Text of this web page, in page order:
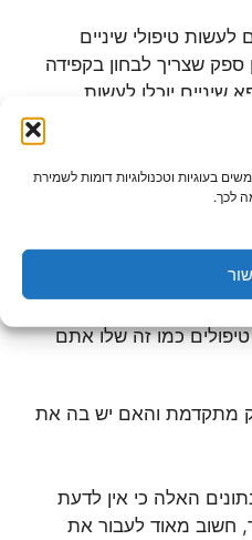
בעוגיות וטכנולוגיות דומות לשמירת
לכך.
טיפולי שיניים
שצריך לבחון בקפידה
שיניים יוכלו לעשות
לא כל הרופאים מציעים
טיפולים כאלה. לכן
כמו זה שלו אתם
מתקדמת והאם יש בה את
האלה כי אין לדעת
חשוב מאוד לעבור את